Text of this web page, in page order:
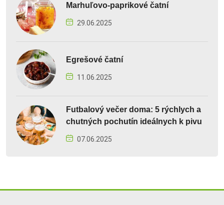
Marhuľovo-paprikové čatní
29.06.2025
Egrešové čatní
11.06.2025
Futbalový večer doma: 5 rýchlych a
chutných pochutín ideálnych k pivu
07.06.2025